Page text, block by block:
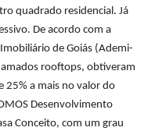
quadrado residencial. Já
De acordo com a
de Goiás (Ademi-
rooftops, obtiveram
25% a mais no valor do
Desenvolvimento
Conceito, com um grau